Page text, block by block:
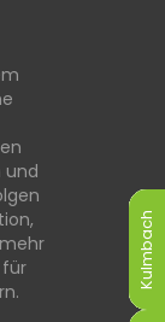
Kulmbach
Kulmbach
Kulmbach
Kulmbach
Kulmbach
Kulmbach
und
für